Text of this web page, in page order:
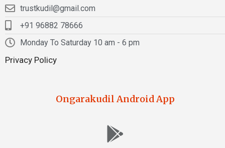
trustkudil@gmail.com
+91 96882 78666
Monday To Saturday 10 am - 6 pm
Privacy Policy
Ongarakudil Android App